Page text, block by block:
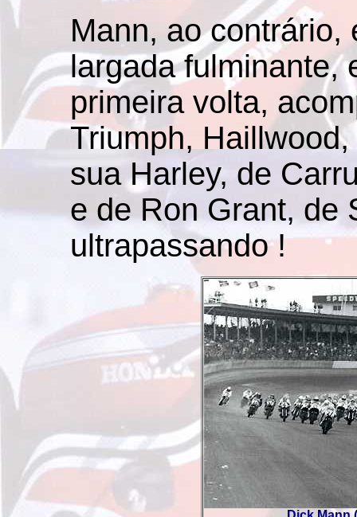
Mann, ao contrário,
largada fulminante,
primeira volta,
Triumph,
sua Harley, de
e de Ron Grant, de
ultrapassando !